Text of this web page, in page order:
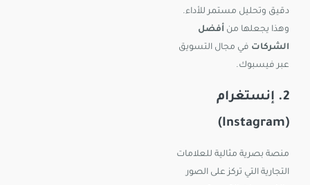
دقيق وتحليل مستمر للأداء.
وهذا يجعلها من أفضل
الشركات في مجال التسويق
عبر فيسبوك.
2. إنستغرام
(Instagram)
منصة بصرية مثالية للعلامات
التجارية التي تركز على الصور